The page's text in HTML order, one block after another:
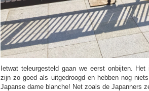
Ietwat teleurgesteld gaan we eerst onbijten.
zijn zo goed als uitgedroogd en hebben nog
Japanse dame blanche! Net zoals de Japanners